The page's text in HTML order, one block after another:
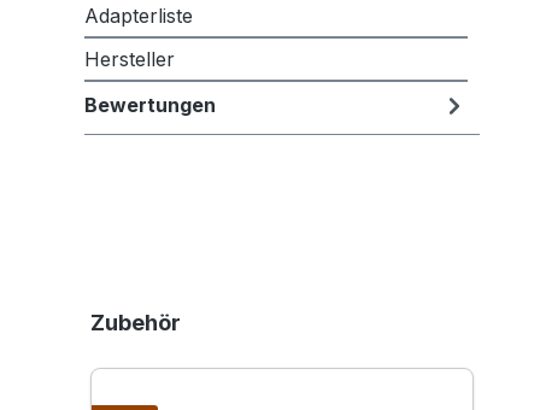
Adapterliste
Hersteller
Bewertungen
Produktgalerie überspringen
Zubehör